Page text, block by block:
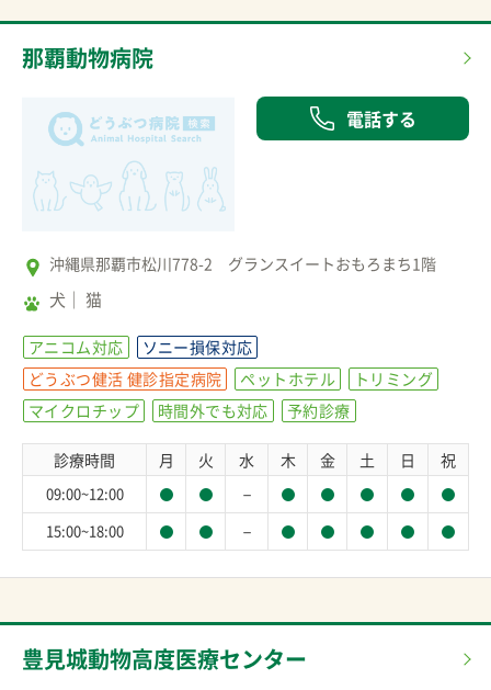
那覇動物病院
電話する
沖縄県那覇市松川778-2 グランスイートおもろまち1階
犬 猫
アニコム対応
ソニー損保対応
どうぶつ健活 健診指定病院
ペットホテル
トリミング
マイクロチップ
時間外でも対応 予約診療
診療時間 月 火 水 木 金 土 日 祝
09:00~12:00 －
15:00~18:00 －
豊見城動物高度医療センター